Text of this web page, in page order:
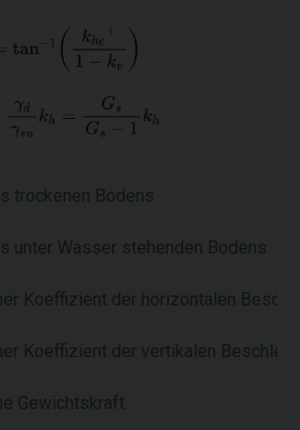
trockenen Bodens
unter Wasser stehenden Bodens
Koeffizient der horizontalen
Koeffizient der vertikalen
Gewichtskraft